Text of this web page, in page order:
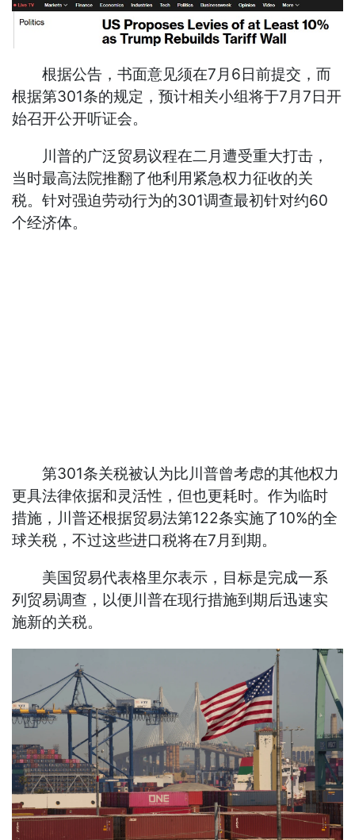
根据公告，书面意见须在7月6日前提交，而
根据第301条的规定，预计相关小组将于7月7日开
始召开公开听证会。
川普的广泛贸易议程在二月遭受重大打击，
当时最高法院推翻了他利用紧急权力征收的关
税。针对强迫劳动行为的301调查最初针对约60
个经济体。
第301条关税被认为比川普曾考虑的其他权力
更具法律依据和灵活性，但也更耗时。作为临时
措施，川普还根据贸易法第122条实施了10%的全
球关税，不过这些进口税将在7月到期。
美国贸易代表格里尔表示，目标是完成一系
列贸易调查，以便川普在现行措施到期后迅速实
施新的关税。